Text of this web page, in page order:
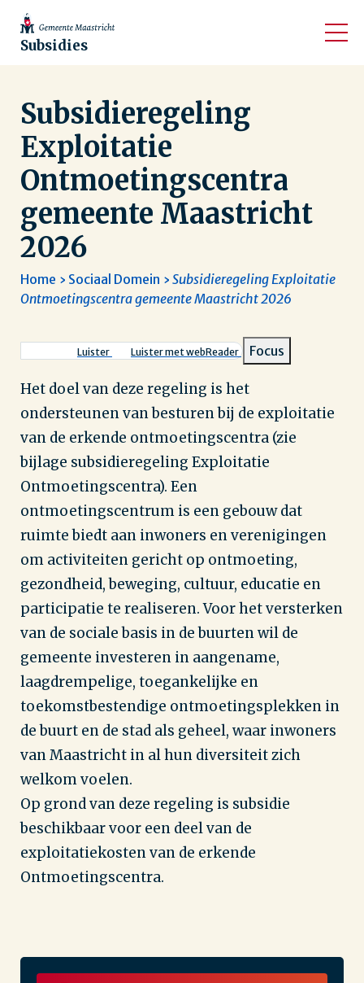
Subsidies
Subsidieregeling
Exploitatie
Ontmoetingscentra
gemeente Maastricht
2026
Home Sociaal Domein
Subsidieregeling Exploitatie
Ontmoetingscentra gemeente Maastricht 2026
Luister Luister met webReader Focus
Het doel van deze regeling is het
ondersteunen van besturen bij de exploitatie
van de erkende ontmoetingscentra (zie
bijlage subsidieregeling Exploitatie
Ontmoetingscentra). Een
ontmoetingscentrum is een gebouw dat
ruimte biedt aan inwoners en verenigingen
om activiteiten gericht op ontmoeting,
gezondheid, beweging, cultuur, educatie en
participatie te realiseren. Voor het versterken
van de sociale basis in de buurten wil de
gemeente investeren in aangename,
laagdrempelige, toegankelijke en
toekomstbestendige ontmoetingsplekken in
de buurt en de stad als geheel, waar inwoners
van Maastricht in al hun diversiteit zich
welkom voelen.
Op grond van deze regeling is subsidie
beschikbaar voor een deel van de
exploitatiekosten van de erkende
Ontmoetingscentra.